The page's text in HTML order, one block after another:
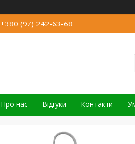
+380 (97) 242-63-68
Про нас Відгуки Контакти